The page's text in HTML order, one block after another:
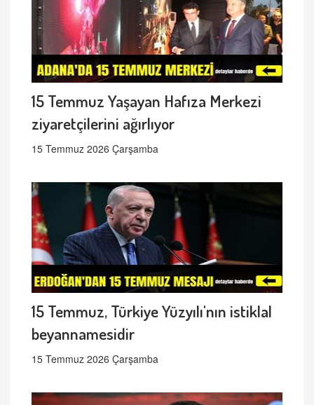
15 Temmuz Yaşayan Hafıza Merkezi
ziyaretçilerini ağırlıyor
15 Temmuz 2026 Çarşamba
15 Temmuz, Türkiye Yüzyılı'nın istiklal
beyannamesidir
15 Temmuz 2026 Çarşamba